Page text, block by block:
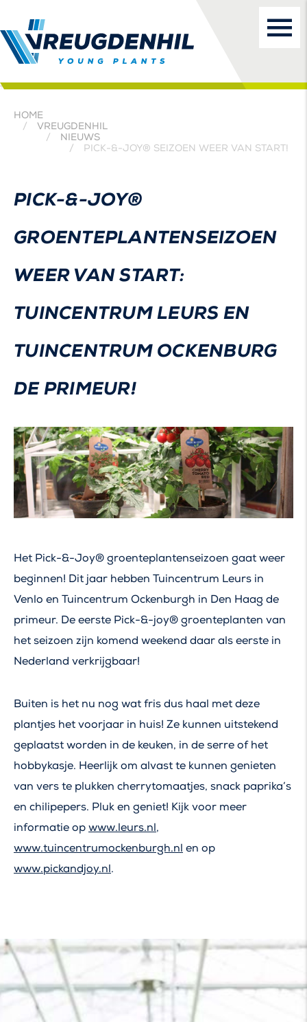
HOME
VREUGDENHIL
NIEUWS
PICK-&-JOY® SEIZOEN WEER VAN START!
PICK-&-JOY®
GROENTEPLANTENSEIZOEN
WEER VAN START:
TUINCENTRUM LEURS EN
TUINCENTRUM OCKENBURG
DE PRIMEUR!
Het Pick-&-Joy® groenteplantenseizoen gaat weer
beginnen! Dit jaar hebben Tuincentrum Leurs in
Venlo en Tuincentrum Ockenburgh in Den Haag de
primeur. De eerste Pick-&-joy® groenteplanten van
het seizoen zijn komend weekend daar als eerste in
Nederland verkrijgbaar!
Buiten is het nu nog wat fris dus haal met deze
plantjes het voorjaar in huis! Ze kunnen uitstekend
geplaatst worden in de keuken, in de serre of het
hobbykasje. Heerlijk om alvast te kunnen genieten
van vers te plukken cherrytomaatjes, snack paprika’s
en chilipepers. Pluk en geniet! Kijk voor meer
informatie op www.leurs.nl,
www.tuincentrumockenburgh.nl en op
www.pickandjoy.nl.